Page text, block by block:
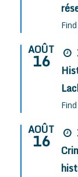
AOÛT
16
AOÛT
16